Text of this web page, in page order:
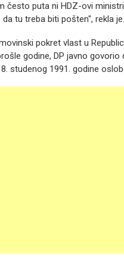
često puta ni HDZ-ovi
tu treba biti pošten", rekla je.
pokret vlast u
godine, DP javno
studenog 1991. godine